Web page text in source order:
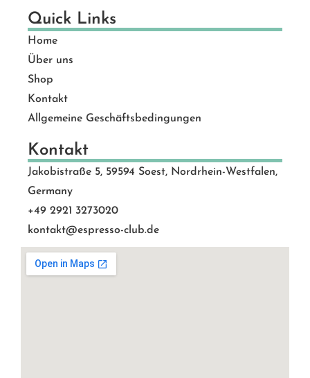
Quick Links
Home
Über uns
Shop
Kontakt
Allgemeine Geschäftsbedingungen
Kontakt
Jakobistraße 5, 59594 Soest, Nordrhein-Westfalen,
Germany
+49 2921 3273020
kontakt@espresso-club.de